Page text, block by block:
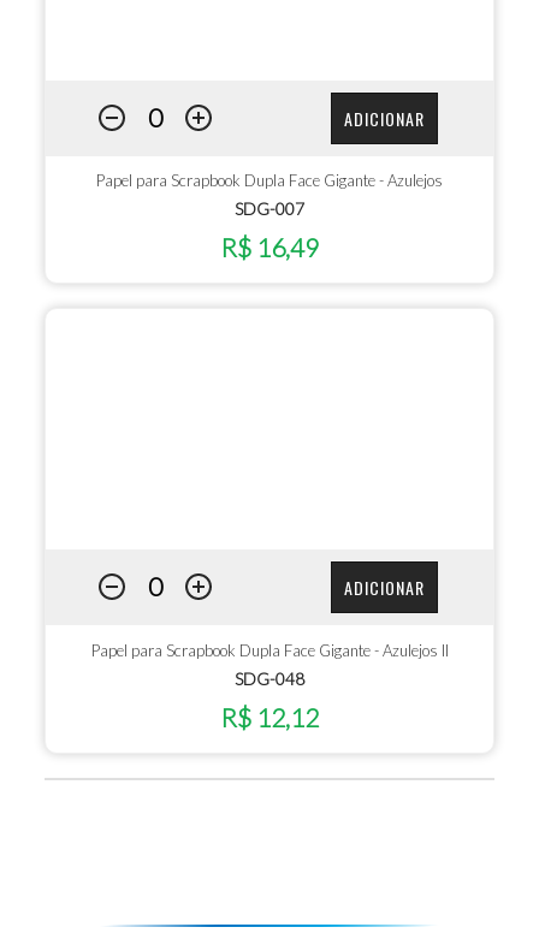
ADICIONAR
Papel para Scrapbook Dupla Face Gigante - Azulejos
SDG-007
R$ 16,49
ADICIONAR
Papel para Scrapbook Dupla Face Gigante - Azulejos II
SDG-048
R$ 12,12